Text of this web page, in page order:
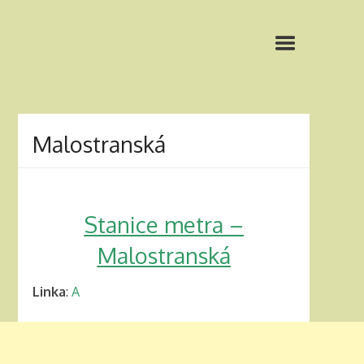
Malostranská
Stanice metra –
Malostranská
Linka:A